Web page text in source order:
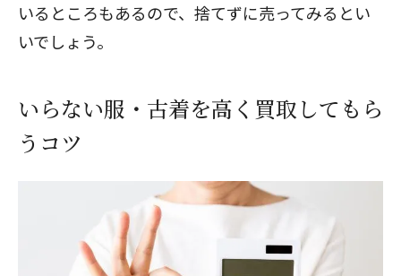
いるところもあるので、捨てずに売ってみるとい
いでしょう。
いらない服・古着を高く買取してもら
うコツ